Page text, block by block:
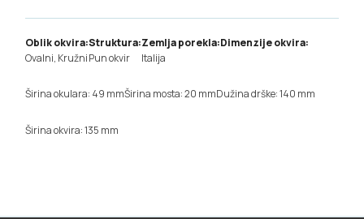
Oblik okvira:
Ovalni, Kružni
Struktura:
Pun okvir
Zemlja porekla:
Italija
Dimenzije okvira:
Širina okulara: 49 mmŠirina mosta: 20 mmDužina drške: 140 mm
Širina okvira: 135 mm